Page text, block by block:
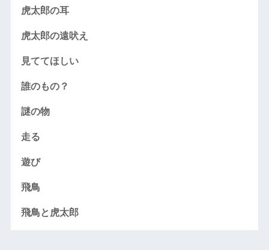
虎太郎の耳
虎太郎の遠吠え
見ててほしい
誰のもの？
謎の物
走る
遊び
飛鳥
飛鳥と虎太郎